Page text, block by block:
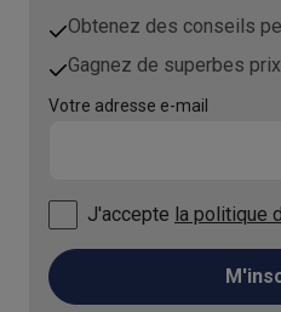
Obtenez des conseils
Gagnez de superbes
Votre adresse e-mail
J'accepte la politique